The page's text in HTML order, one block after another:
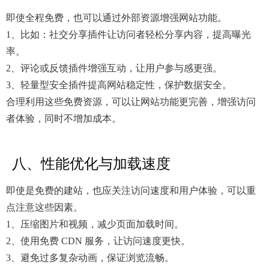
即使全程免费，也可以通过外部资源增强网站功能。
1、比如：社交分享插件让访问者轻松分享内容，提高曝光
率。
2、评论或反馈插件增强互动，让用户参与感更强。
3、轻量型安全插件提高网站稳定性，保护数据安全。
合理利用这些免费资源，可以让网站功能更完善，增强访问
者体验，同时不增加成本。
八、性能优化与加载速度
即使是免费的建站，也应关注访问速度和用户体验，可以重
点注意这些因素。
1、压缩图片和视频，减少页面加载时间。
2、使用免费 CDN 服务，让访问速度更快。
3、避免过多复杂动画，保证浏览流畅。